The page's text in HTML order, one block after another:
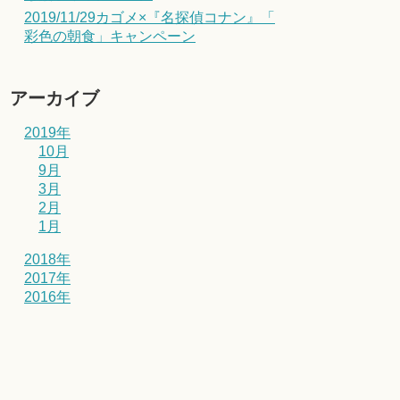
2019/11/29カゴメ×『名探偵コナン』「
彩色の朝食」キャンペーン
アーカイブ
2019年
10月
9月
3月
2月
1月
2018年
2017年
2016年